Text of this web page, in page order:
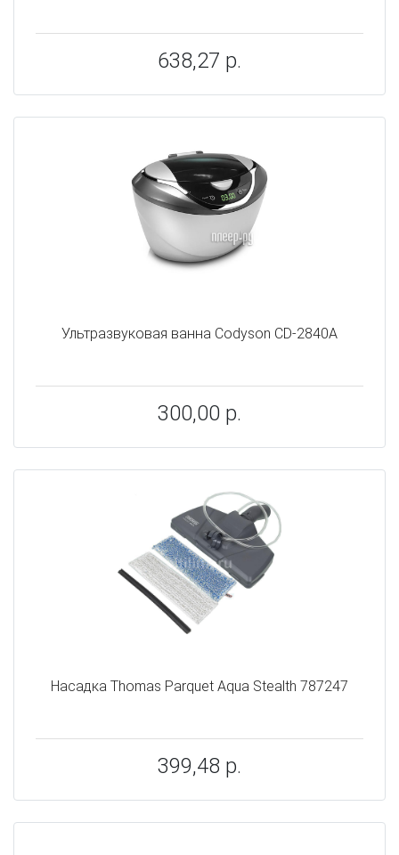
638,27 р.
Ультразвуковая ванна Codyson CD-2840A
300,00 р.
Насадка Thomas Parquet Aqua Stealth 787247
399,48 р.